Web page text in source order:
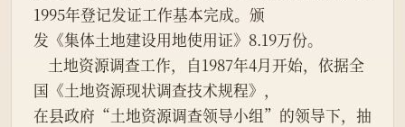
1995年登记发证工作基本完成。颁
发《集体土地建设用地使用证》8.19万份。
国《土地资源现状调查技术规程》，
在县政府“土地资源调查领导小组”的领导下，抽